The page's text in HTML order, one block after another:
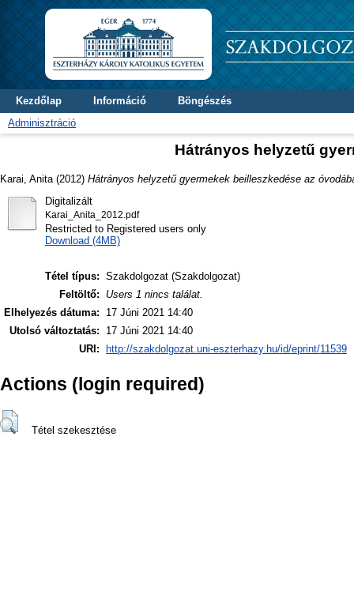
Kezdőlap Információ
Böngészés
Adminisztráció
Hátrányos helyzetű
Karai, Anita (2012) Hátrányos helyzetű gyermekek beilleszkedése az
Digitalizált
Karai_Anita_2012.pdf
Restricted to Registered users only
Download (4MB)
Tétel típus: Szakdolgozat (Szakdolgozat)
Feltöltő:
Users 1 nincs találat.
Elhelyezés dátuma:
17 Júni 2021 14:40
Utolsó változtatás:
17 Júni 2021 14:40
URI:
http://szakdolgozat.uni-eszterhazy.hu/id/eprint/11539
Actions (login required)
Tétel szekesztése